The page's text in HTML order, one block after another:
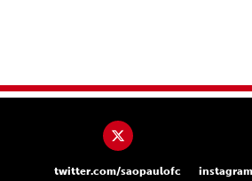
twitter.com/saopaulofc